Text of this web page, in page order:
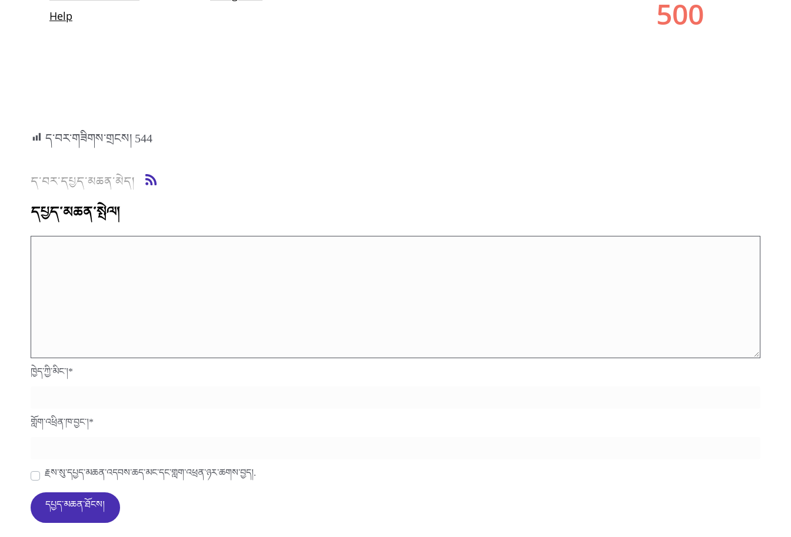
ད་བར་གཟིགས་གྲངས།544
ད་བར་དཔྱད་མཆན་མེད།
དཔྱད་མཆན་སྤེལ།
ཁྱེད་ཀྱི་མིང་།*
གློག་འཕྲིན་ཁ་བྱང་།*
རྗེས་སུ་དཔྱད་མཆན་འདེབས་ཆེད་མིང་དང་གློག་འཕྲིན་ཉར་ཚགས་བྱེད།.